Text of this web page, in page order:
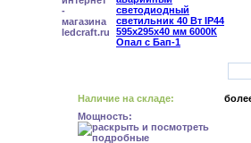
Наличие на складе:
Мощность: